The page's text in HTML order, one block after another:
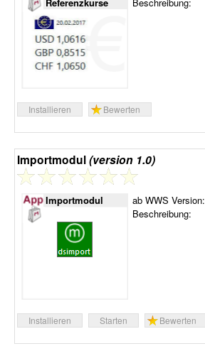
Installieren Bewerten
Importmodul(version 1.0)
Importmodul ab WWS Version:
Beschreibung:
Installieren Starten Bewerten